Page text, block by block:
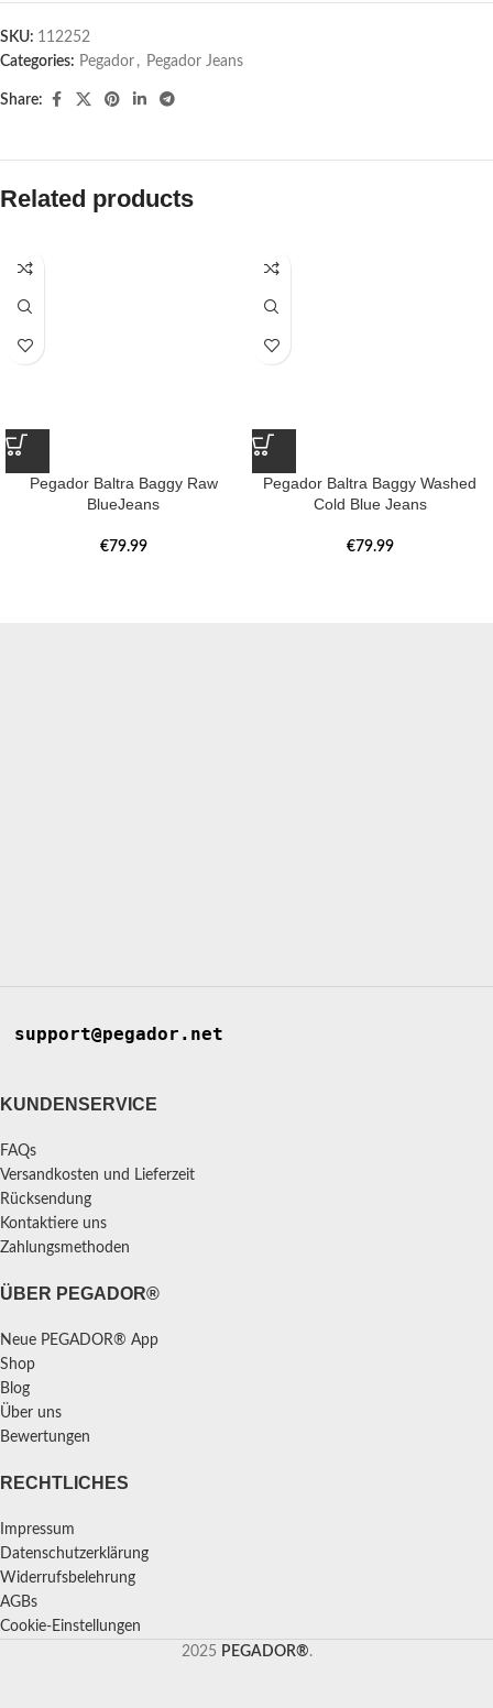
SKU: 112252
Categories: Pegador​ , Pegador Jeans
Share:
Related products
Pegador Baltra Baggy Raw
BlueJeans
€79.99
Pegador Baltra Baggy Washed
Cold Blue Jeans
€79.99
support@pegador.net
KUNDENSERVICE
FAQs
Versandkosten und Lieferzeit
Rücksendung
Kontaktiere uns
Zahlungsmethoden
ÜBER PEGADOR®
Neue PEGADOR® App
Shop
Blog
Über uns
Bewertungen
RECHTLICHES
Impressum
Datenschutzerklärung
Widerrufsbelehrung
AGBs
Cookie-Einstellungen
2025 PEGADOR®.